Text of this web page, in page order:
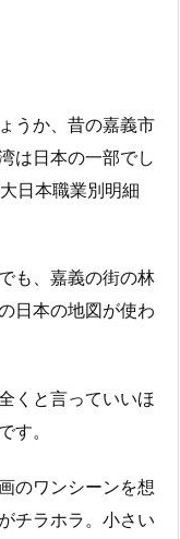
うか、昔の嘉義市
は日本の一部でし
日本職業別明細
も、嘉義の街の林
日本の地図が使わ
くと言っていいほ
す。
のワンシーンを想
チラホラ。小さい